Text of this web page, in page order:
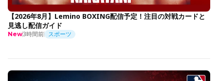
【2026年8月】Lemino BOXING配信予定！注目の対戦カードと
見逃し配信ガイド
New3時間前 スポーツ